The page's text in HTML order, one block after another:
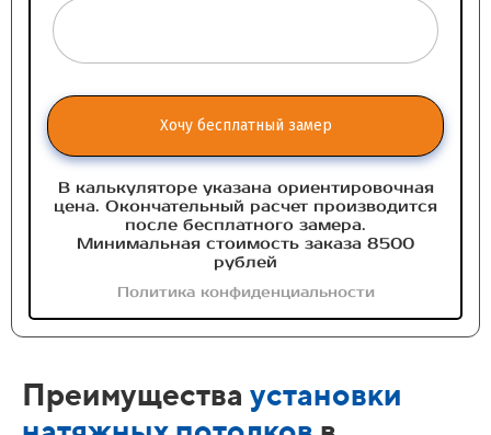
Хочу бесплатный замер
В калькуляторе указана ориентировочная
цена. Окончательный расчет производится
после бесплатного замера.
Минимальная стоимость заказа 8500
рублей
Политика конфиденциальности
Преимущества установки